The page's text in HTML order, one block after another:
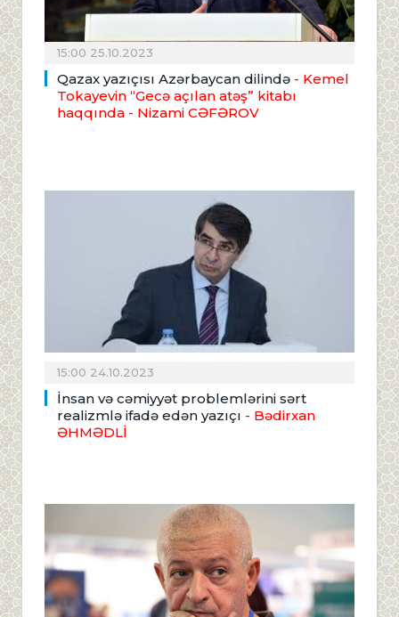
15:00 25.10.2023
Qazax yazıçısı Azərbaycan dilində - Kemel
Tokayevin “Gecə açılan atəş” kitabı
haqqında - Nizami CƏFƏROV
15:00 24.10.2023
İnsan və cəmiyyət problemlərini sərt
realizmlə ifadə edən yazıçı - Bədirxan
ƏHMƏDLİ